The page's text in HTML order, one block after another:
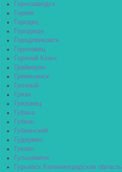
Горнозаводск
Горняк
Городец
Городище
Городовиковск
Гороховец
Горячий Ключ
Грайворон
Гремячинск
Грозный
Грязи
Грязовец
Губаха
Губкин
Губкинский
Гудермес
Гуково
Гулькевичи
Гурьевск Калининградская область